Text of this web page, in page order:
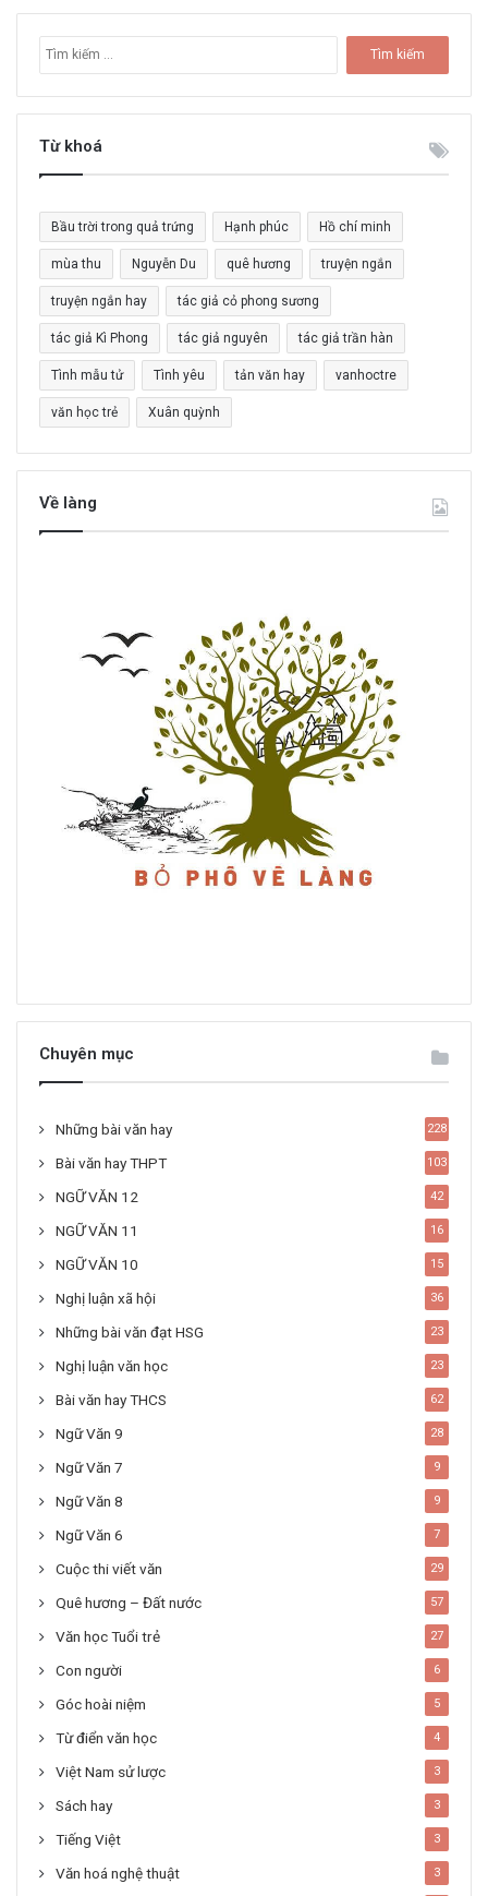
m
k
h
o
:
Từ khoá
Bầu trời trong quả trứng Hạnh phúc Hồ chí minh
mùa thu Nguyễn Du quê hương truyện ngắn
truyện ngắn hay tác giả cỏ phong sương
tác giả Kì Phong tác giả nguyên tác giả trần hàn
Tình mẫu tử Tình yêu tản văn hay vanhoctre
văn học trẻ Xuân quỳnh
Về làng
Chuyên mục
Những bài văn hay 228
Bài văn hay THPT 103
NGỮ VĂN 12 42
NGỮ VĂN 11 16
NGỮ VĂN 10 15
Nghị luận xã hội 36
Những bài văn đạt HSG 23
Nghị luận văn học 23
Bài văn hay THCS 62
Ngữ Văn 9 28
Ngữ Văn 7 9
Ngữ Văn 8 9
Ngữ Văn 6 7
Cuộc thi viết văn 29
Quê hương – Đất nước 57
Văn học Tuổi trẻ 27
Con người 6
Góc hoài niệm 5
Từ điển văn học 4
Việt Nam sử lược 3
Sách hay 3
Tiếng Việt 3
Văn hoá nghệ thuật 3